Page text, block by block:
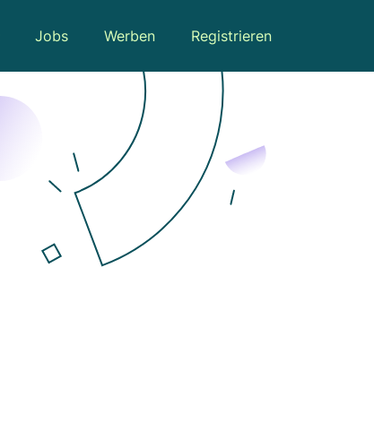
Jobs Werben Registrieren